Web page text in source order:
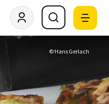
© Hans Gerlach